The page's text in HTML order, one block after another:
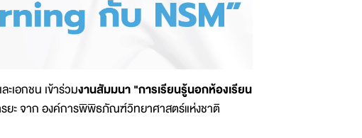
เอกชน เข้าร่วมงานสัมมนา "การเรียนรู้นอกห้องเรียน
ยะ จาก องค์การพิพิธภัณฑ์วิทยาศาสตร์แห่งชาติ